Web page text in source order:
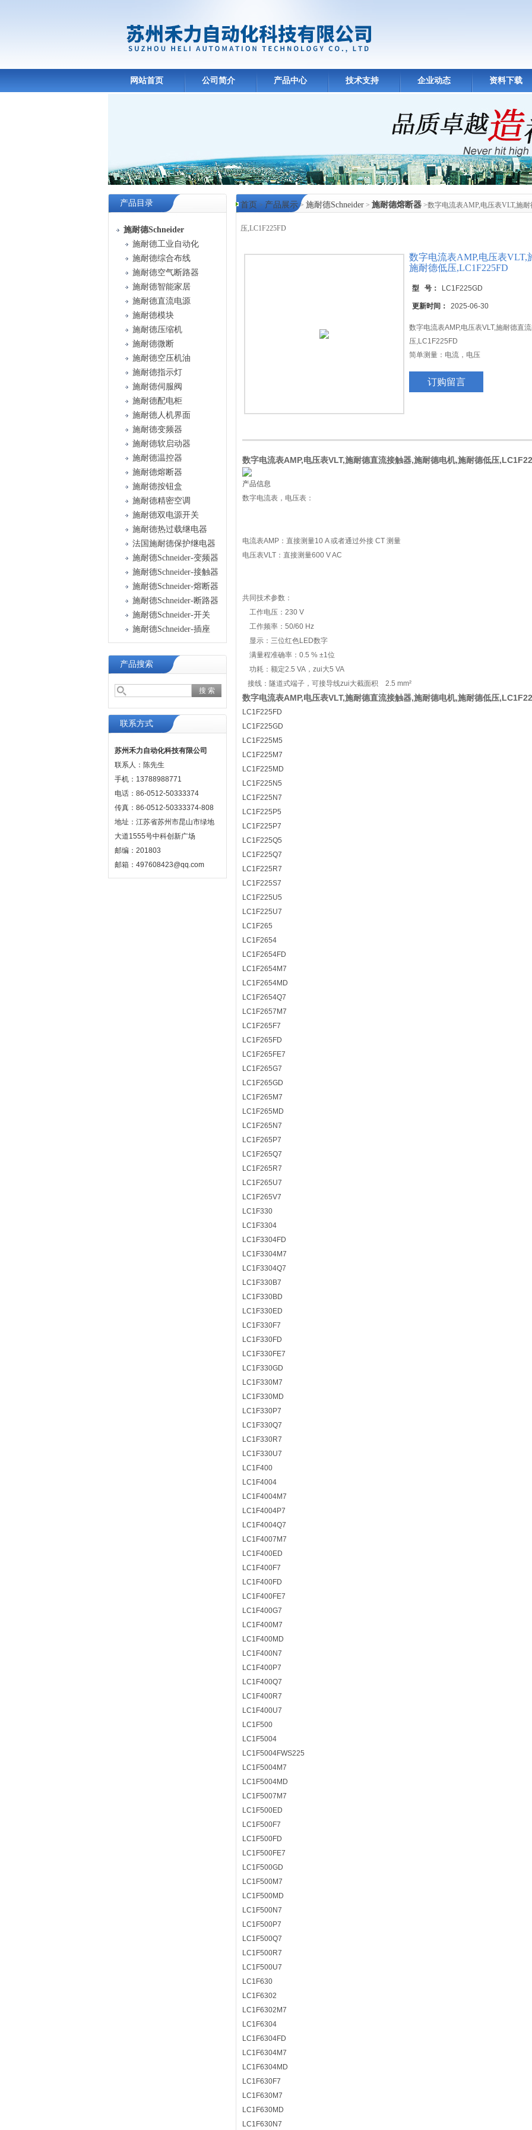
网站首页 公司简介 产品中心 技术支持 企业动态 资料下载
产品目录
施耐德Schneider
施耐德工业自动化
施耐德综合布线
施耐德空气断路器
施耐德智能家居
施耐德直流电源
施耐德模块
施耐德压缩机
施耐德微断
施耐德空压机油
施耐德指示灯
施耐德伺服阀
施耐德配电柜
施耐德人机界面
施耐德变频器
施耐德软启动器
施耐德温控器
施耐德熔断器
施耐德按钮盒
施耐德精密空调
施耐德双电源开关
施耐德热过载继电器
法国施耐德保护继电器
施耐德Schneider-变频器
施耐德Schneider-接触器
施耐德Schneider-熔断器
施耐德Schneider-断路器
施耐德Schneider-开关
施耐德Schneider-插座
产品搜索
联系方式
苏州禾力自动化科技有限公司
联系人：陈先生
手机：13788988771
电话：86-0512-50333374
传真：86-0512-50333374-808
地址：江苏省苏州市昆山市绿地
大道1555号中科创新广场
邮编：201803
邮箱：497608423@qq.com
首页 > 产品展示> 施耐德Schneider > 施耐德熔断器 >数字电流表AMP,电压表VLT,施
压,LC1F225FD
数字电流表AMP,电压表VLT,
施耐德低压,LC1F225FD
型 号： LC1F225GD
更新时间： 2025-06-30
数字电流表AMP,电压表VLT,施耐德直
压,LC1F225FD
简单测量：电流，电压
订购留言
数字电流表AMP,电压表VLT,施耐德直流接触器,施耐德电机,施耐德低压
产品信息
数字电流表，电压表：
电流表AMP：直接测量10 A 或者通过外接 CT 测量
电压表VLT：直接测量600 V AC
共同技术参数：
工作电压：230 V
工作频率：50/60 Hz
显示：三位红色LED数字
满量程准确率：0.5 % ±1位
功耗：额定2.5 VA，zui大5 VA
接线：隧道式端子，可接导线zui大截面积 2.5 mm²
数字电流表AMP,电压表VLT,施耐德直流接触器,施耐德电机,施耐德低压
LC1F225FD
LC1F225GD
LC1F225M5
LC1F225M7
LC1F225MD
LC1F225N5
LC1F225N7
LC1F225P5
LC1F225P7
LC1F225Q5
LC1F225Q7
LC1F225R7
LC1F225S7
LC1F225U5
LC1F225U7
LC1F265
LC1F2654
LC1F2654FD
LC1F2654M7
LC1F2654MD
LC1F2654Q7
LC1F2657M7
LC1F265F7
LC1F265FD
LC1F265FE7
LC1F265G7
LC1F265GD
LC1F265M7
LC1F265MD
LC1F265N7
LC1F265P7
LC1F265Q7
LC1F265R7
LC1F265U7
LC1F265V7
LC1F330
LC1F3304
LC1F3304FD
LC1F3304M7
LC1F3304Q7
LC1F330B7
LC1F330BD
LC1F330ED
LC1F330F7
LC1F330FD
LC1F330FE7
LC1F330GD
LC1F330M7
LC1F330MD
LC1F330P7
LC1F330Q7
LC1F330R7
LC1F330U7
LC1F400
LC1F4004
LC1F4004M7
LC1F4004P7
LC1F4004Q7
LC1F4007M7
LC1F400ED
LC1F400F7
LC1F400FD
LC1F400FE7
LC1F400G7
LC1F400M7
LC1F400MD
LC1F400N7
LC1F400P7
LC1F400Q7
LC1F400R7
LC1F400U7
LC1F500
LC1F5004
LC1F5004FWS225
LC1F5004M7
LC1F5004MD
LC1F5007M7
LC1F500ED
LC1F500F7
LC1F500FD
LC1F500FE7
LC1F500GD
LC1F500M7
LC1F500MD
LC1F500N7
LC1F500P7
LC1F500Q7
LC1F500R7
LC1F500U7
LC1F630
LC1F6302
LC1F6302M7
LC1F6304
LC1F6304FD
LC1F6304M7
LC1F6304MD
LC1F630F7
LC1F630M7
LC1F630MD
LC1F630N7